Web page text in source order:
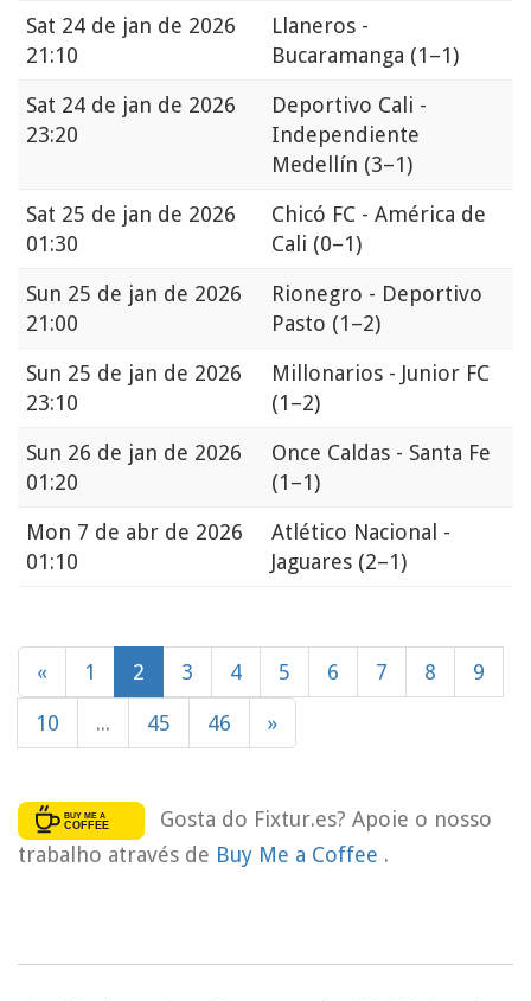
Sat 24 de jan de 2026
21:10
Llaneros -
Bucaramanga (1–1)
Sat 24 de jan de 2026
23:20
Deportivo Cali -
Independiente
Medellín (3–1)
Sat 25 de jan de 2026
01:30
Chicó FC - América de
Cali (0–1)
Sun 25 de jan de 2026
21:00
Rionegro - Deportivo
Pasto (1–2)
Sun 25 de jan de 2026
23:10
Millonarios - Junior FC
(1–2)
Sun 26 de jan de 2026
01:20
Once Caldas - Santa Fe
(1–1)
Mon 7 de abr de 2026
01:10
Atlético Nacional -
Jaguares (2–1)
« 1 2 3 4 5 6 7 8 9
10 ... 45 46 »
Gosta do Fixtur.es? Apoie o nosso
trabalho através de Buy Me a Coffee .